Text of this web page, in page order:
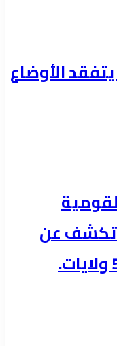
الأوضاع
تكشف عن